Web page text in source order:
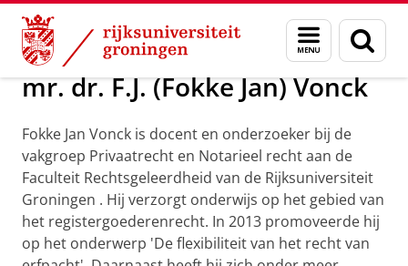
Skip
Content
Skip
Navigation
Menu
en
zoeken
Over ons Leden NIG
mr. dr. F.J. (Fokke Jan) Vonck
Fokke Jan Vonck is docent en onderzoeker bij de
vakgroep Privaatrecht en Notarieel recht aan de
Faculteit Rechtsgeleerdheid van de Rijksuniversiteit
Groningen . Hij verzorgt onderwijs op het gebied van
het registergoederenrecht. In 2013 promoveerde hij
op het onderwerp 'De flexibiliteit van het recht van